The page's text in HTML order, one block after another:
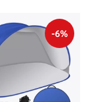
-6%